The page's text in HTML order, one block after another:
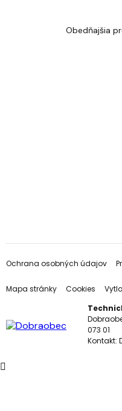
Obedňajšia
Ochrana osobných údajov
Mapa stránky Cookies
073 01
Kontakt: